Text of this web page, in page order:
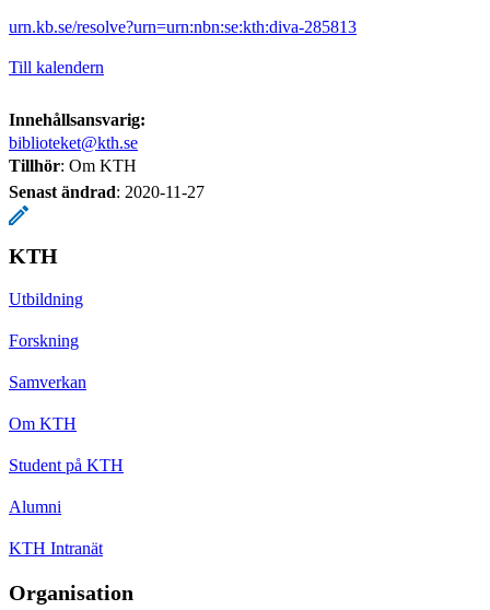
urn.kb.se/resolve?urn=urn:nbn:se:kth:diva-285813
Till kalendern
Innehållsansvarig:
biblioteket@kth.se
Tillhör: Om KTH
Senast ändrad: 2020-11-27
KTH
Utbildning
Forskning
Samverkan
Om KTH
Student på KTH
Alumni
KTH Intranät
Organisation